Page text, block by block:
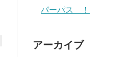
パーパス ！
アーカイブ